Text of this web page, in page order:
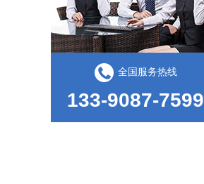
全国服务热线
133-9087-7599